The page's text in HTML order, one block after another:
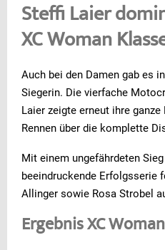
Steffi Laier
XC Woman
Auch bei den Damen gab es
Siegerin. Die vierfache
Laier zeigte erneut ihre
Rennen über die komplette
Mit einem ungefährdeten
beeindruckende Erfolgsserie
Allinger sowie Rosa Strobel
Ergebnis XC Woman